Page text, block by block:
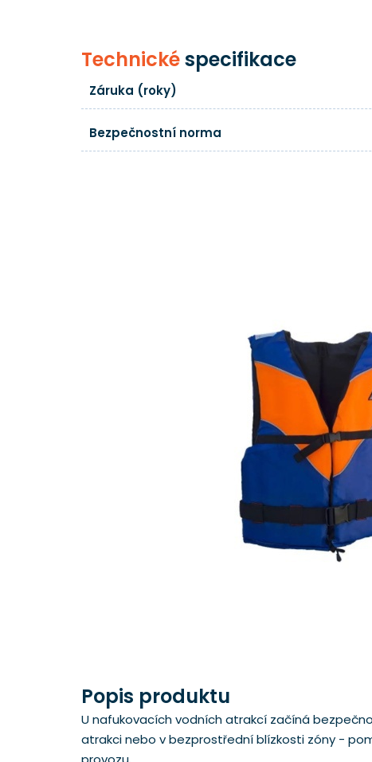
Technickéspecifikace
Záruka (roky)
Bezpečnostní norma
Popis produktu
U nafukovacích vodních atrakcí začíná
atrakci nebo v bezprostřední blízkosti zóny -